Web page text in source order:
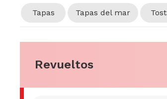
Tapas Tapas del mar
Revueltos